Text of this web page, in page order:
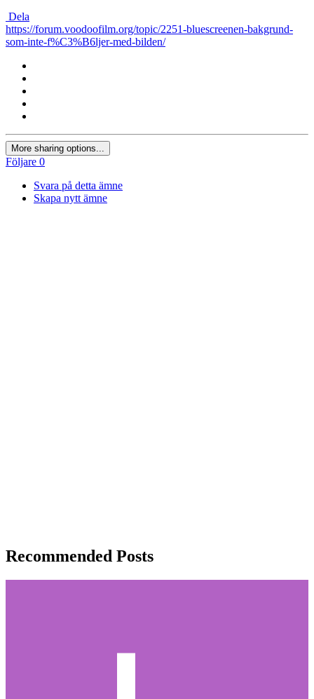
Dela
https://forum.voodoofilm.org/topic/2251-bluescreenen-bakgrund-
som-inte-f%C3%B6ljer-med-bilden/
More sharing options...
Följare 0
Svara på detta ämne
Skapa nytt ämne
Recommended Posts